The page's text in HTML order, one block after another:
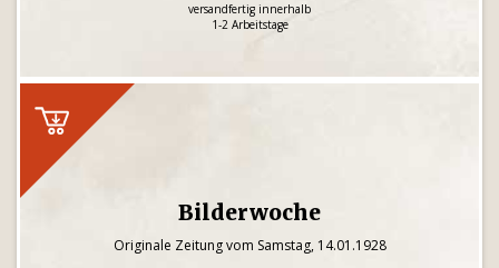
versandfertig innerhalb
1-2 Arbeitstage
Bilderwoche
Originale Zeitung vom Samstag, 14.01.1928